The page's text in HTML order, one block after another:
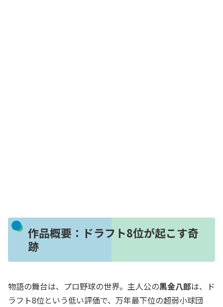
作品概要：ドラフト8位が起こす奇
跡
物語の舞台は、プロ野球の世界。主人公の黒金八郎は、ド
ラフト8位という低い評価で、万年最下位の超弱小球団